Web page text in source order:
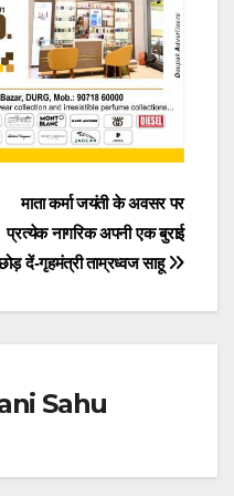
माता कर्मा जयंती के अवसर पर
प्रत्येक नागरिक अपनी एक बुराई
दें-गृहमंत्री ताम्रध्वज साहू
Sahu